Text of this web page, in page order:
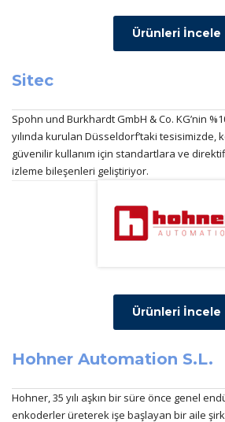
Ürünleri İncele
Sitec
Spohn und Burkhardt GmbH & Co. KG’nin
yılında kurulan Düsseldorf’taki tesisimizde,
güvenilir kullanım için standartlara ve
izleme bileşenleri geliştiriyor.
Ürünleri İncele
Hohner Automation S.L.
Hohner, 35 yılı aşkın bir süre önce genel
enkoderler üreterek işe başlayan bir aile